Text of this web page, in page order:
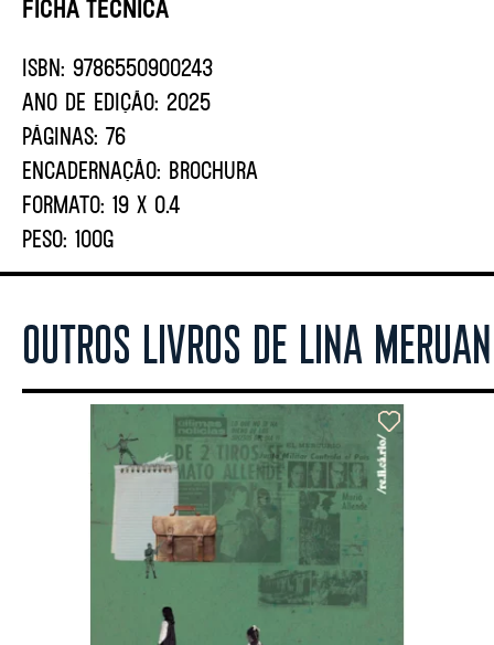
Ficha Técnica
ISBN: 9786550900243
ANO DE EDIÇÃO: 2025
PÁGINAS: 76
ENCADERNAÇÃO: BROCHURA
FORMATO: 19 X 0.4
PESO: 100G
OUTROS LIVROS DE LINA